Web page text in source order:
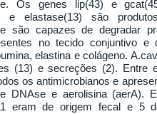
Os genes lip(43) e
e elastase(13) são
são capazes de degradar
no tecido conjuntivo e
elastina e colágeno.
(13) e secreções (2). Entre
os antimicrobianos e
DNAse e aerolisina (aerA).
eram de origem fecal e 5